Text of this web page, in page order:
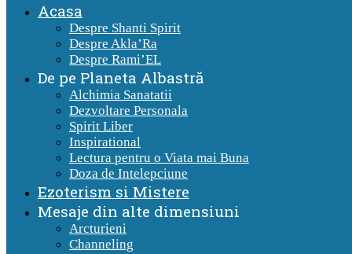
Acasa
Despre Shanti Spirit
Despre Akla’Ra
Despre Rami’EL
De pe Planeta Albastră
Alchimia Sanatatii
Dezvoltare Personala
Spirit Liber
Inspirational
Lectura pentru o Viata mai Buna
Doza de Intelepciune
Ezoterism si Mistere
Mesaje din alte dimensiuni
Arcturieni
Channeling